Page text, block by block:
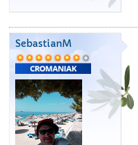
SebastianM